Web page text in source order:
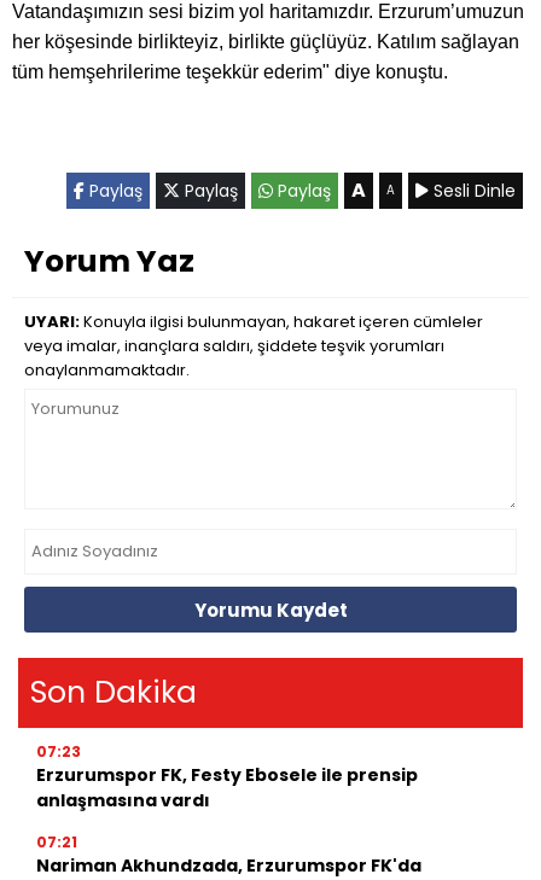
Vatandaşımızın sesi bizim yol haritamızdır. Erzurum’umuzun
her köşesinde birlikteyiz, birlikte güçlüyüz. Katılım sağlayan
tüm hemşehrilerime teşekkür ederim" diye konuştu.
Paylaş Paylaş Paylaş A A Sesli Dinle
Yorum Yaz
UYARI:Konuyla ilgisi bulunmayan, hakaret içeren cümleler
veya imalar, inançlara saldırı, şiddete teşvik yorumları
onaylanmamaktadır.
Yorumu Kaydet
Son Dakika
07:23
Erzurumspor FK, Festy Ebosele ile prensip
anlaşmasına vardı
07:21
Nariman Akhundzada, Erzurumspor FK'da